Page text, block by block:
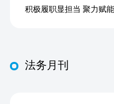
法务月刊